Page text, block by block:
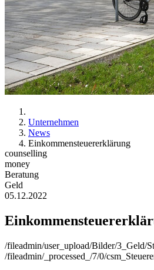
Unternehmen
News
Einkommensteuererklärung
counselling
money
Beratung
Geld
05.12.2022
/fileadmin/user_upload/Bilder/3_Geld/
/fileadmin/_processed_/7/0/